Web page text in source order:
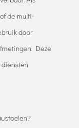
de multi-
door
Deze